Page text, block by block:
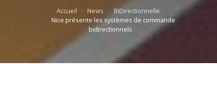
Accueil News
BiDirectionnelle
Nice présente les systèmes de commande
bidirectionnels